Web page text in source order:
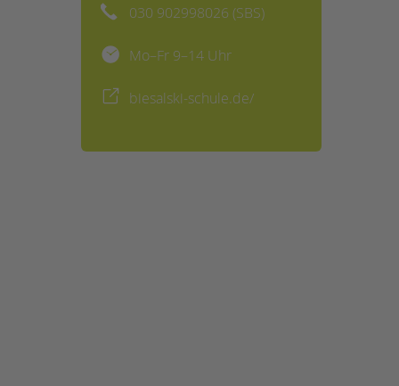
030 902998026 (SBS)
Mo–Fr 9–14 Uhr
biesalski-schule.de/